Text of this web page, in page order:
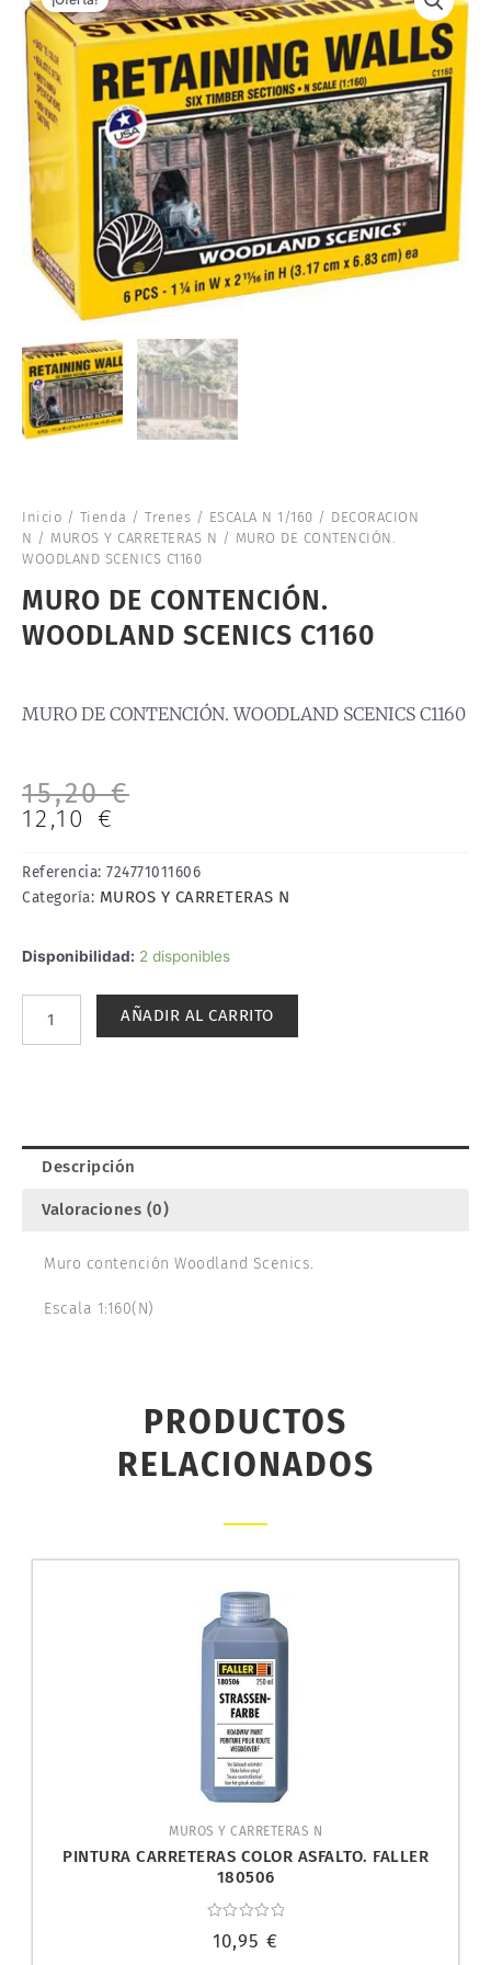
Inicio / Tienda / Trenes / ESCALA N 1/160 / DECORACION
N / MUROS Y CARRETERAS N / MURO DE CONTENCIÓN.
WOODLAND SCENICS C1160
MURO DE CONTENCIÓN.
WOODLAND SCENICS C1160
MURO DE CONTENCIÓN. WOODLAND SCENICS C1160
15,20€
El
precio
original
era:
15,20 €.
12,10 €
El
precio
actual
es:
12,10 €.
Referencia: 724771011606
Categoría: MUROS Y CARRETERAS N
Disponibilidad: 2 disponibles
MURO
WOODLAND
AÑADIR AL CARRITO
Descripción
Valoraciones (0)
Muro contención Woodland Scenics.
Escala 1:160(N)
PRODUCTOS
RELACIONADOS
MUROS Y CARRETERAS N
PINTURA CARRETERAS COLOR ASFALTO. FALLER
180506
con
10,95 €